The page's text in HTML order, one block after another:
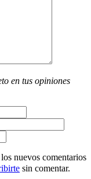
en tus opiniones
nuevos comentarios
sin comentar.